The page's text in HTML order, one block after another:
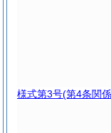
様式第3号(第4条関